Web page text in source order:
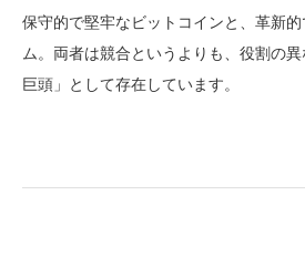
保守的で堅牢なビットコインと、革新
ム。両者は競合というよりも、役割の
巨頭」として存在しています。